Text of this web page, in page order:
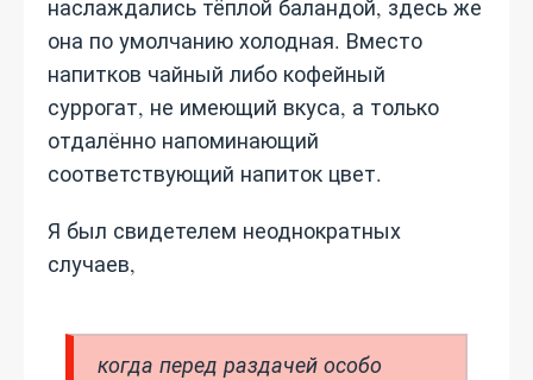
наслаждались тёплой баландой, здесь же
она по умолчанию холодная. Вместо
напитков чайный либо кофейный
суррогат, не имеющий вкуса, а только
отдалённо напоминающий
соответствующий напиток цвет.
Я был свидетелем неоднократных
случаев,
когда перед раздачей особо